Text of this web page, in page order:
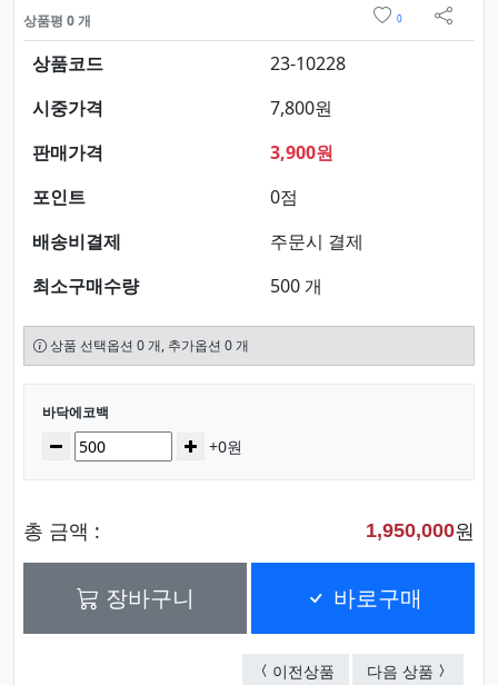
상품평 0 개 0
sns 공
상품코드
23-10228
시중가격
7,800원
판매가격
3,900원
포인트
0점
배송비결제
주문시 결제
최소구매수량
500 개
상품 선택옵션 0 개, 추가옵션 0 개
선택된 옵션
바닥에코백
수량감소 증가+0원
총 금액 : 1,950,000원
장바구니 바로구매
이전상품 바닥에코백
다음 상품 사각에